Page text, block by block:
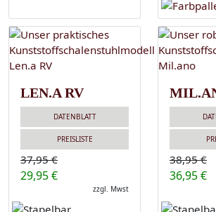
LEN.A RV
DATENBLATT
PREISLISTE
37,95 €
29,95 €
zzgl. Mwst
38,95 €
36,95 €